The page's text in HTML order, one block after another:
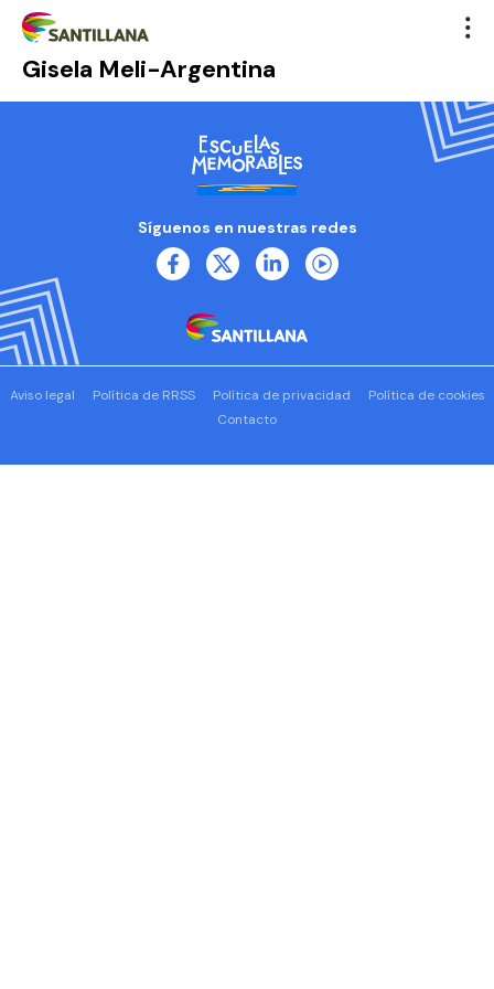
Gisela Meli-Argentina
Síguenos en nuestras redes
Aviso legal Política de RRSS Política de privacidad
Política de cookies
Contacto